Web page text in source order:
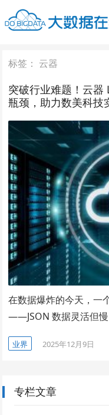
标签： 云器
突破行业难题！云
瓶颈，助力数美科技
在数据爆炸的今天，一
——JSON 数据灵活但慢
业界 2025年12月9日
专栏文章